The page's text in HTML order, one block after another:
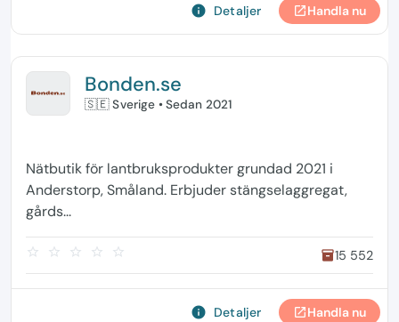
info Detaljer open_in_newHandla nu
Bonden.se
🇸🇪 Sverige • Sedan 2021
Nätbutik för lantbruksprodukter grundad 2021 i
Anderstorp, Småland. Erbjuder stängselaggregat,
gårds...
star_border star_border star_border star_border star_border inventory15 552
info Detaljer open_in_newHandla nu